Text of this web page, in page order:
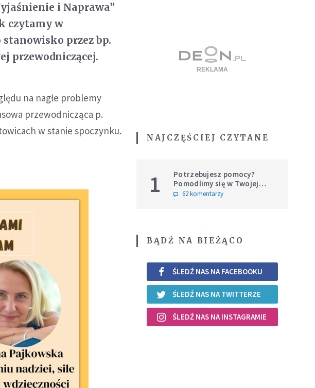
i Naprawa”
czytamy w
przez bp.
przewodniczącej.
na nagłe problemy
przewodnicząca p.
w stanie spoczynku.
NAJCZĘŚCIEJ CZYTANE
1
Potrzebujesz pomocy?
Pomodlimy się w Twojej
intencji
62 komentarzy
BĄDŹ NA BIEŻĄCO
ŚLEDŹ NAS NA FACEBOOKU
ŚLEDŹ NAS NA TWITTERZE
ŚLEDŹ NAS NA INSTAGRAMIE